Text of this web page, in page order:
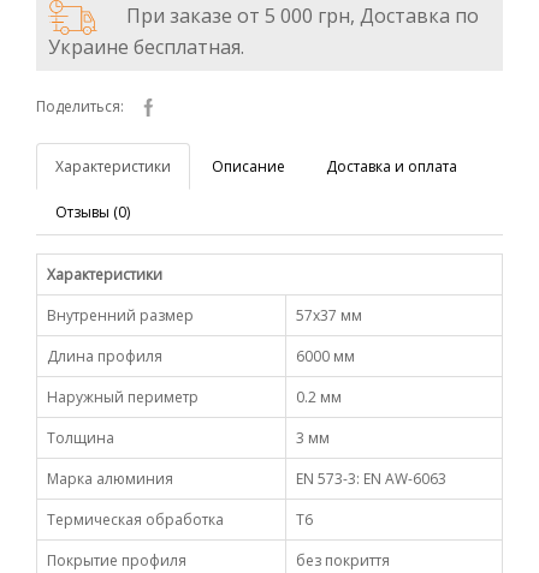
При заказе от 5 000 грн, Доставка по
Украине бесплатная.
Поделиться:
Характеристики Описание Доставка и оплата
Отзывы (0)
Характеристики
Внутренний размер
57х37 мм
Длина профиля
6000 мм
Наружный периметр
0.2 мм
Толщина
3 мм
Марка алюминия
EN 573-3: EN AW-6063
Термическая обработка
Т6
Покрытие профиля
без покриття